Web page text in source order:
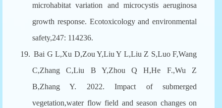
microhabitat variation and microcystis aeruginosa
growth response. Ecotoxicology and environmental
safety,247: 114236.
19. Bai G L,Xu D,Zou Y,Liu Y L,Liu Z S,Luo F,Wang
C,Zhang C,Liu B Y,Zhou Q H,He F.,Wu Z
B,Zhang Y. 2022. Impact of submerged
vegetation,water flow field and season changes on